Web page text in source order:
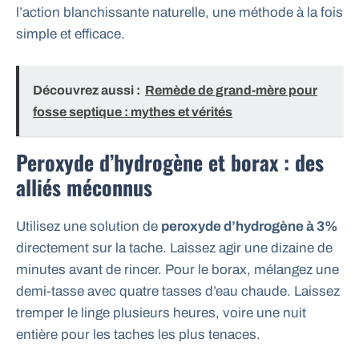
l’action blanchissante naturelle, une méthode à la fois
simple et efficace.
Découvrez aussi : Remède de grand-mère pour
fosse septique : mythes et vérités
Peroxyde d’hydrogène et borax : des
alliés méconnus
Utilisez une solution de peroxyde d’hydrogène à 3%
directement sur la tache. Laissez agir une dizaine de
minutes avant de rincer. Pour le borax, mélangez une
demi-tasse avec quatre tasses d’eau chaude. Laissez
tremper le linge plusieurs heures, voire une nuit
entière pour les taches les plus tenaces.